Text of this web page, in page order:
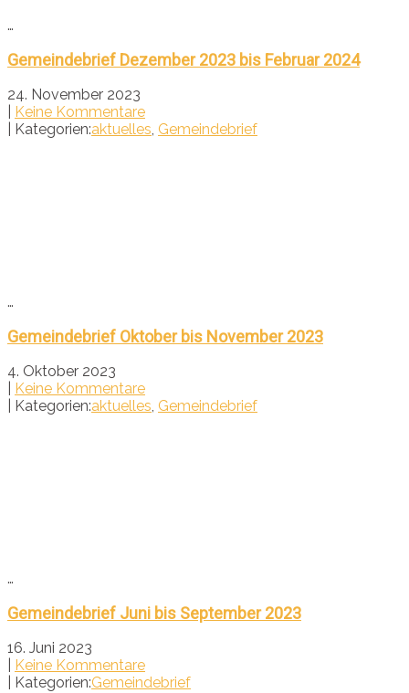
…
Gemeindebrief Dezember 2023 bis Februar 2024
24. November 2023
Keine Kommentare
| Kategorien:aktuelles, Gemeindebrief
…
Gemeindebrief Oktober bis November 2023
4. Oktober 2023
Keine Kommentare
| Kategorien:aktuelles, Gemeindebrief
…
Gemeindebrief Juni bis September 2023
16. Juni 2023
Keine Kommentare
| Kategorien:Gemeindebrief